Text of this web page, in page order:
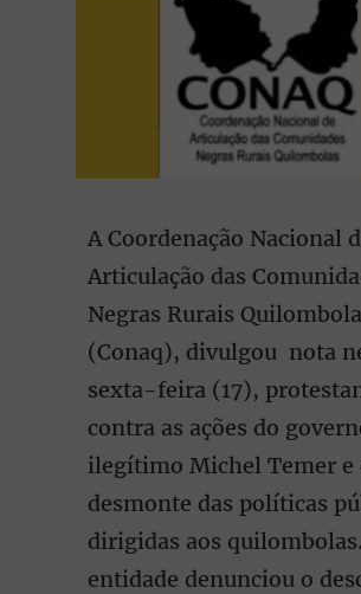
A Coordenação Nacional
Articulação das
Negras Rurais
(Conaq), divulgou nota
sexta-feira (17),
contra as ações do
ilegítimo Michel Temer e
desmonte das políticas
dirigidas aos
entidade denunciou o